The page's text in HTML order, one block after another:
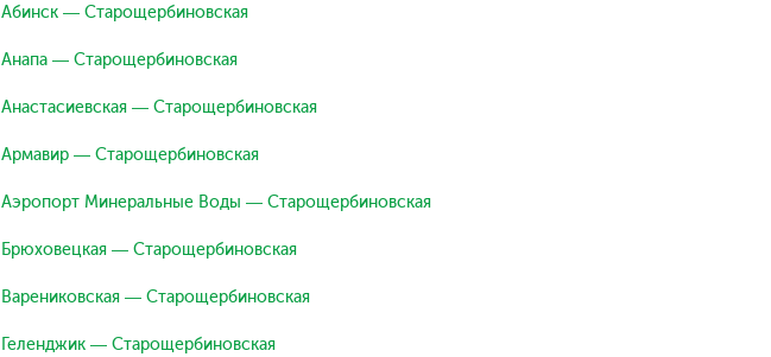
Абинск — Старощербиновская
Анапа — Старощербиновская
Анастасиевская — Старощербиновская
Армавир — Старощербиновская
Аэропорт Минеральные Воды — Старощербиновская
Брюховецкая — Старощербиновская
Варениковская — Старощербиновская
Геленджик — Старощербиновская